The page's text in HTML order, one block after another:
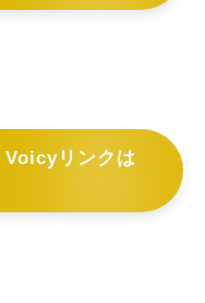
リンクは